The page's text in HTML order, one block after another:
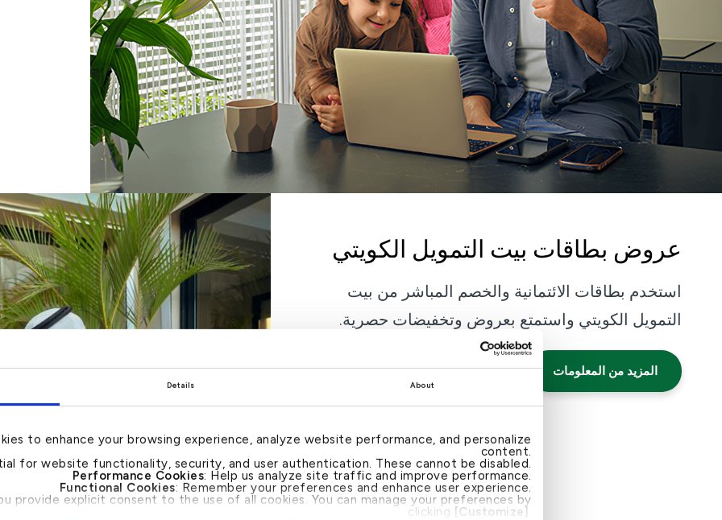
Details About
to enhance your browsing experience, analyze website performance, and personalize
content.
for website functionality, security, and user authentication. These cannot be disabled.
Performance Cookies: Help us analyze site traffic and improve performance.
Functional Cookies: Remember your preferences and enhance user experience.
provide explicit consent to the use of all cookies. You can manage your preferences by
clicking [Customize]
عروض بطاقات بيت التمويل الكويتي
استخدم بطاقات الائتمانية والخصم المباشر من بيت
التمويل الكويتي واستمتع بعروض وتخفيضات حصرية.
المزيد من المعلومات